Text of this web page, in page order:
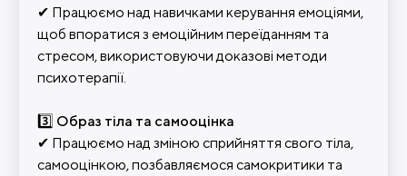
✔ Працюємо над навичками керування емоціями,
щоб впоратися з емоційним переїданням та
стресом, використовуючи доказові методи
психотерапії.
3️⃣ Образ тіла та самооцінка
✔ Працюємо над зміною сприйняття свого тіла,
самооцінкою, позбавляємося самокритики та